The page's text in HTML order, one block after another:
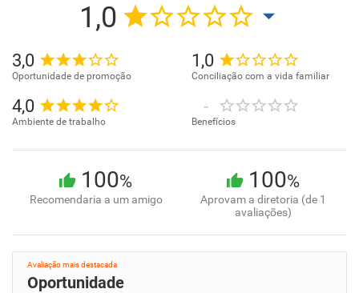
1,0
3,0
Oportunidade de promoção
1,0
Conciliação com a vida familiar
4,0
Ambiente de trabalho
-
Benefícios
100%
Recomendaria a um amigo
100%
Aprovam a diretoria (de 1
avaliações)
Avaliação mais destacada
Oportunidade